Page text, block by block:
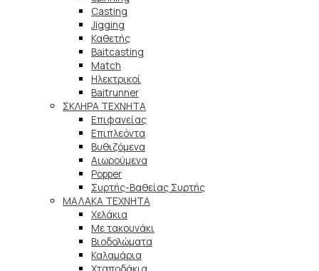
Casting
Jigging
Καθετής
Baitcasting
Match
Ηλεκτρικοί
Baitrunner
ΣΚΛΗΡΑ ΤΕΧΝΗΤΑ
Επιφανείας
Επιπλεόντα
Βυθιζόμενα
Αιωρούμενα
Popper
Συρτής-Βαθείας Συρτής
ΜΑΛΑΚΑ TEXNHTA
Χελάκια
Με τακουνάκι
Βιοδολώματα
Καλαμάρια